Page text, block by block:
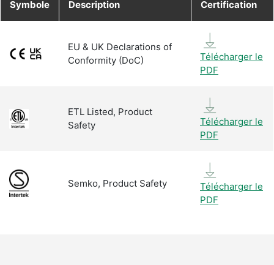
Symbole Description Certification
EU & UK Declarations of
Conformity (DoC)
Télécharger le
PDF
ETL Listed, Product
Safety
Télécharger le
PDF
Semko, Product Safety
Télécharger le
PDF